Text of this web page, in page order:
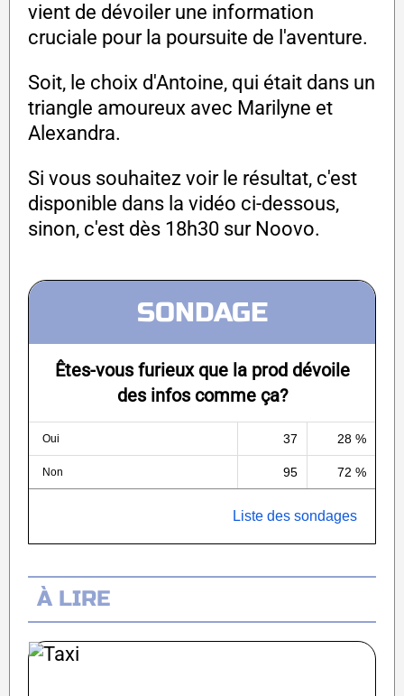
vient de dévoiler une information
cruciale pour la poursuite de l'aventure.
Soit, le choix d'Antoine, qui était dans un
triangle amoureux avec Marilyne et
Alexandra.
Si vous souhaitez voir le résultat, c'est
disponible dans la vidéo ci-dessous,
sinon, c'est dès 18h30 sur Noovo.
SONDAGE
Êtes-vous furieux que la prod dévoile
des infos comme ça?
Oui 37 28 %
Non 95 72 %
Liste des sondages
À LIRE